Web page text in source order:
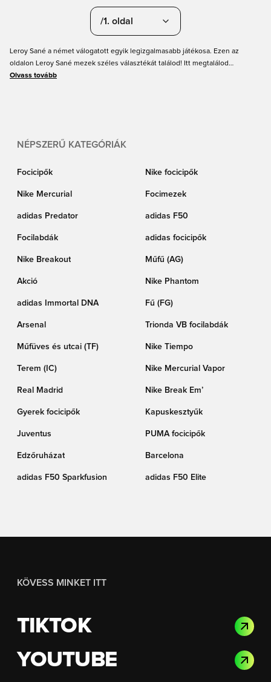
/1. oldal
Leroy Sané a német válogatott egyik legizgalmasabb játékosa. Ezen az
oldalon Leroy Sané mezek széles választékát találod! Itt megtalálod
klubmezeit és a német válogatott mezeit Sané felirattal a hátán. Sané mezek
Olvass tovább
NÉPSZERŰ KATEGÓRIÁK
Focicipők Nike focicipők
Nike Mercurial Focimezek
adidas Predator adidas F50
Focilabdák adidas focicipők
Nike Breakout Műfű (AG)
Akció Nike Phantom
adidas Immortal DNA Fű (FG)
Arsenal Trionda VB focilabdák
Műfüves és utcai (TF) Nike Tiempo
Terem (IC) Nike Mercurial Vapor
Real Madrid Nike Break Em’
Gyerek focicipők Kapuskesztyűk
Juventus PUMA focicipők
Edzőruházat Barcelona
adidas F50 Sparkfusion adidas F50 Elite
KÖVESS MINKET ITT
TIKTOK
YOUTUBE